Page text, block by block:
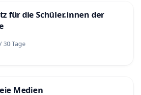
für die Schüler.innen der
30 Tage
Medien